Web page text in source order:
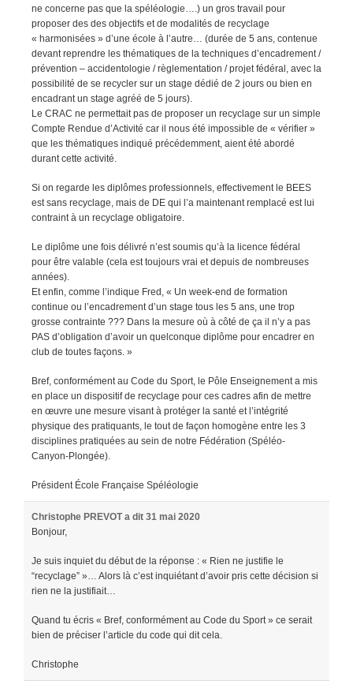
ne concerne pas que la spéléologie….) un gros travail pour
proposer des des objectifs et de modalités de recyclage
« harmonisées » d’une école à l’autre… (durée de 5 ans, contenue
devant reprendre les thématiques de la techniques d’encadrement /
prévention – accidentologie / règlementation / projet fédéral, avec la
possibilité de se recycler sur un stage dédié de 2 jours ou bien en
encadrant un stage agréé de 5 jours).
Le CRAC ne permettait pas de proposer un recyclage sur un simple
Compte Rendue d’Activité car il nous été impossible de « vérifier »
que les thématiques indiqué précédemment, aient été abordé
durant cette activité.
Si on regarde les diplômes professionnels, effectivement le BEES
est sans recyclage, mais de DE qui l’a maintenant remplacé est lui
contraint à un recyclage obligatoire.
Le diplôme une fois délivré n’est soumis qu’à la licence fédéral
pour être valable (cela est toujours vrai et depuis de nombreuses
années).
Et enfin, comme l’indique Fred, « Un week-end de formation
continue ou l’encadrement d’un stage tous les 5 ans, une trop
grosse contrainte ??? Dans la mesure où à côté de ça il n’y a pas
PAS d’obligation d’avoir un quelconque diplôme pour encadrer en
club de toutes façons. »
Bref, conformément au Code du Sport, le Pôle Enseignement a mis
en place un dispositif de recyclage pour ces cadres afin de mettre
en œuvre une mesure visant à protéger la santé et l’intégrité
physique des pratiquants, le tout de façon homogène entre les 3
disciplines pratiquées au sein de notre Fédération (Spéléo-
Canyon-Plongée).
Président École Française Spéléologie
Christophe PREVOT a dit 31 mai 2020
Bonjour,
Je suis inquiet du début de la réponse : « Rien ne justifie le
“recyclage” »… Alors là c’est inquiétant d’avoir pris cette décision si
rien ne la justifiait…
Quand tu écris « Bref, conformément au Code du Sport » ce serait
bien de préciser l’article du code qui dit cela.
Christophe